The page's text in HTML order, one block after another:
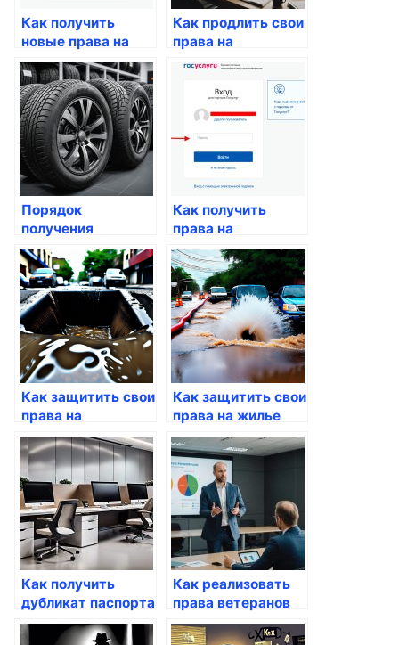
Как получить
новые права на
управление ТС
Как продлить свои
права на
управление
автомобилем
через Госуслуги
Порядок
получения
водительских
прав: новые
правила
Как получить
права на
временное
проживание через
Госуслуги
Как защитить свои
права на
собственность
через госуслуги
Как защитить свои
права на жилье
через Госуслуги
Как получить
дубликат паспорта
через Госуслуги
Как реализовать
права ветеранов
через госуслуги